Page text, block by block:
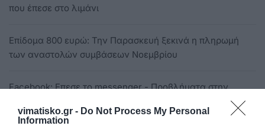
vimatisko.gr - Do Not Process My Personal
Information
που έπεσε στο λιμάνι
Επίδομα 800 ευρώ: Την Παρασκευή ξεκινά η πληρωμή
των αναστολών συμβάσεων Νοεμβρίου
Facebook: Επεσε το messenger - Προβλήματα στην